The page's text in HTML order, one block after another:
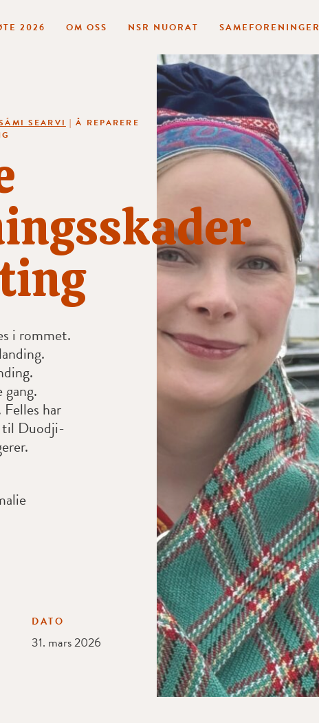
2026 OM OSS NSR NUORAT SAMEFORENINGER
SEARVI |Å REPARERE
i rommet.
har
til Duodji-
DATO
31. mars 2026